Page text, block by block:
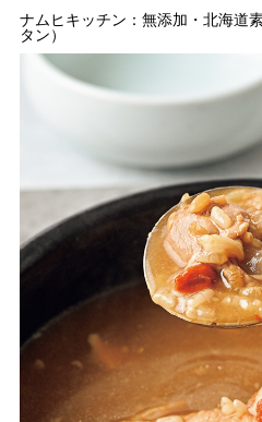
ナムヒキッチン：無添加・北海道
タン）